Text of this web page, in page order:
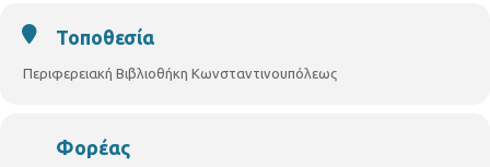
Τοποθεσία
Περιφερειακή Βιβλιοθήκη Κωνσταντινουπόλεως
Φορέας